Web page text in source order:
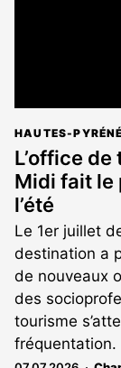
HAUTES-
L’office
Midi fait le
l’été
Le 1er juillet
destination a
de nouveaux
des
tourisme
fréquentation.